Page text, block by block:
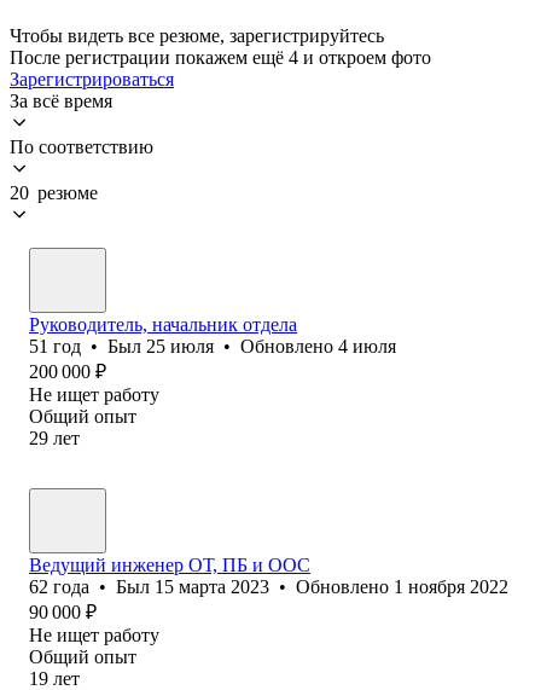
Чтобы видеть все резюме, зарегистрируйтесь
После регистрации покажем ещё 4 и откроем фото
Зарегистрироваться
За всё время
По соответствию
20 резюме
Руководитель, начальник отдела
51 год • Был 25 июля • Обновлено 4 июля
200 000 ₽
Не ищет работу
Общий опыт
29 лет
Ведущий инженер ОТ, ПБ и ООС
62 года • Был 15 марта 2023 • Обновлено 1 ноября 2022
90 000 ₽
Не ищет работу
Общий опыт
19 лет